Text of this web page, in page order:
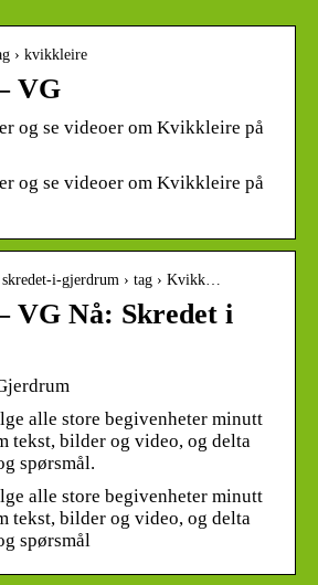
› kvikkleire
VG
og se videoer om Kvikkleire på
og se videoer om Kvikkleire på
i-gjerdrum › tag › Kvikk…
VG Nå: Skredet i
alle store begivenheter minutt
tekst, bilder og video, og delta
spørsmål.
alle store begivenheter minutt
tekst, bilder og video, og delta
spørsmål